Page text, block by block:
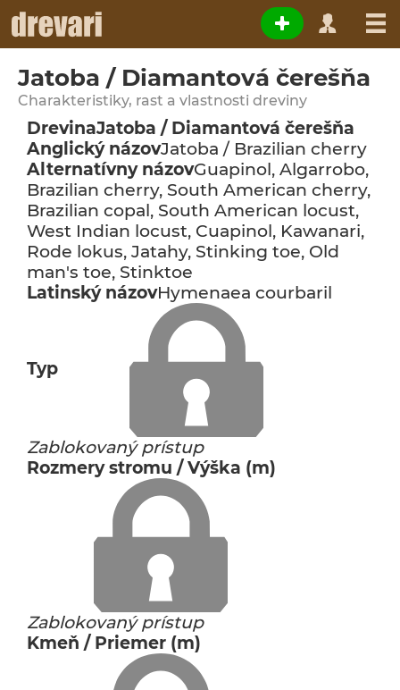
Jatoba / Diamantová čerešňa
Charakteristiky, rast a vlastnosti dreviny
DrevinaJatoba / Diamantová čerešňa
Anglický názovJatoba / Brazilian cherry
Alternatívny názovGuapinol, Algarrobo,
Brazilian cherry, South American cherry,
Brazilian copal, South American locust,
West Indian locust, Cuapinol, Kawanari,
Rode lokus, Jatahy, Stinking toe, Old
man's toe, Stinktoe
Latinský názovHymenaea courbaril
Typ
Zablokovaný prístup
Rozmery stromu / Výška (m)
Zablokovaný prístup
Kmeň / Priemer (m)